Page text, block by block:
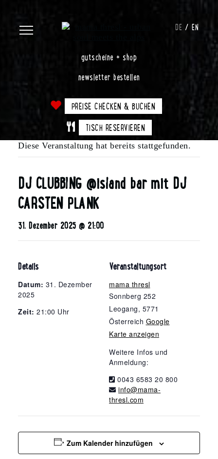
DE EN
gutscheine + shop
newsletter bestellen
PREISE CHECKEN & BUCHEN
TISCH RESERVIEREN
Diese Veranstaltung hat bereits stattgefunden.
DJ CLUBBING @island bar mit DJ
CARSTEN PLANK
31. Dezember 2025 @ 21:00
Details
Datum: 31. Dezember
2025
Zeit: 21:00 Uhr
Veranstaltungsort
mama thresl
Sonnberg 252
Leogang, 5771
Österreich Google
Karte anzeigen
Weitere Infos und
Anmeldung:
0043 6583 20 800
info@mama-
thresl.com
Zum Kalender hinzufügen